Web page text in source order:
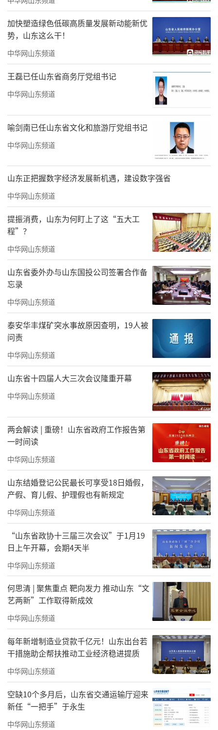
从湖北荆门远道而来的百年对节白蜡古木
盘旋交错，与从山东泰山移植而来的苍劲黑松
相映成趣。这些跨越千里的精品原木，经过全
冠移植和精心栽培，为小区园林注入了浓郁的
在这里，水景映画、奢石生辉，氤氲意
境、上风上水，叠水潺潺、灵动生趣，珍木成
林，匠心绿意，每一处都彰显着园林的独特魅
力。
奢阔空间，智慧体验
当人生成就斐然，豪宅自然便成了一种生
活方式，关乎高度，亦通气度。
君一·太原海尚府430㎡鼎奢产品，再一次
刷新了太原高端住居新天际。
5室2厅4卫+独立保姆套房的殿堂级格局，
堪称太原目前最奢阔的顶豪大平层。
▲极致奢阔的尺度，引领太原豪宅市场
电视背景墙甄选与南非钻石同一矿脉的珍
稀“蓝翡翠”天然石材，其磅礴纹理与天然气
韵，如同浩瀚星河入室，奢华尽显，成为空间
无可争议的视觉焦点与尊贵基石。
君一还携手高端家居品牌“博洛尼”，实
现超高规格全屋高端定制。以玄关柜为例，柜
加快塑造绿色低碳高质量发展新动能新优
势，山东这么干！
中华网山东频道
王磊已任山东省商务厅党组书记
中华网山东频道
喻剑南已任山东省文化和旅游厅党组书记
中华网山东频道
山东正把握数字经济发展新机遇，建设数字强省
中华网山东频道
提振消费，山东为何盯上了这“五大工
程”？
中华网山东频道
山东省委外办与山东国投公司签署合作备
忘录
中华网山东频道
泰安华丰煤矿突水事故原因查明，19人被
问责
中华网山东频道
山东省十四届人大三次会议隆重开幕
中华网山东频道
两会解读 | 重磅！山东省政府工作报告第
一时间读
中华网山东频道
山东结婚登记公民最长可享受18日婚假，
产假、育儿假、护理假也有新规定
中华网山东频道
“山东省政协十三届三次会议”于1月19
日上午开幕，会期4天半
中华网山东频道
何思清 | 聚焦重点 靶向发力 推动山东“文
艺两新”工作取得新成效
中华网山东频道
每年新增制造业贷款千亿元！山东出台若
干措施助企帮扶推动工业经济稳进提质
中华网山东频道
空缺10个多月后，山东省交通运输厅迎来
新任“一把手”于永生
中华网山东频道